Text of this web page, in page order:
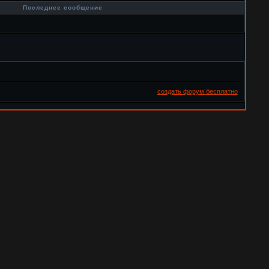
Последнее сообщение
создать форум бесплатно